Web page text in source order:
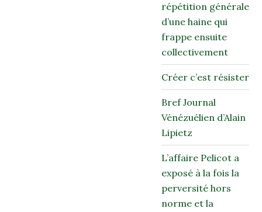
répétition générale
d’une haine qui
frappe ensuite
collectivement
Créer c’est résister
Bref Journal
Vénézuélien d’Alain
Lipietz
L’affaire Pelicot a
exposé à la fois la
perversité hors
norme et la